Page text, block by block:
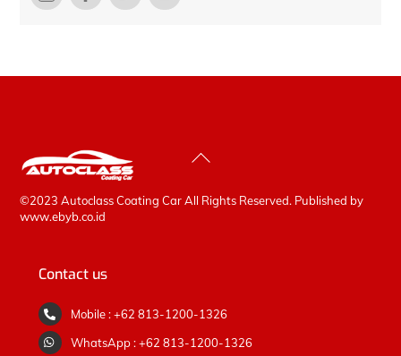
Back
To
©2023 Autoclass Coating Car All Rights Reserved. Published by
www.ebyb.co.id
Contact us
Mobile : +62 813-1200-1326
WhatsApp : +62 813-1200-1326